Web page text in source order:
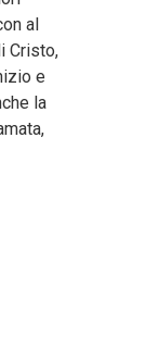
al
Cristo,
e
la